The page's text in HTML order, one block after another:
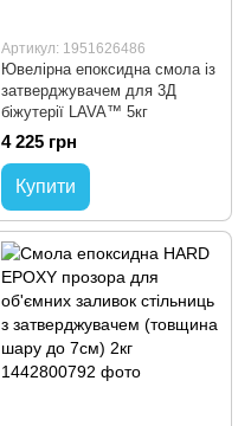
Артикул: 1951626486
Ювелірна епоксидна смола із
затверджувачем для 3Д
біжутерії LAVA™ 5кг
4 225 грн
Купити